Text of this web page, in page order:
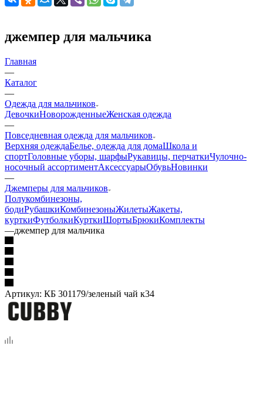
джемпер для мальчика
Главная
—
Каталог
—
Одежда для мальчиков
ДевочкиНоворожденныеЖенская одежда
—
Повседневная одежда для мальчиков
Верхняя одеждаБелье, одежда для домаШкола и
спортГоловные уборы, шарфыРукавицы, перчаткиЧулочно-
носочный ассортиментАксессуарыОбувьНовинки
—
Джемперы для мальчиков
Полукомбинезоны,
бодиРубашкиКомбинезоныЖилетыЖакеты,
курткиФутболкиКурткиШортыБрюкиКомплекты
—джемпер для мальчика
Артикул: КБ 301179/зеленый чай к34